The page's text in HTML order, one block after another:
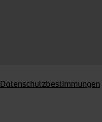
Datenschutzbestimmungen